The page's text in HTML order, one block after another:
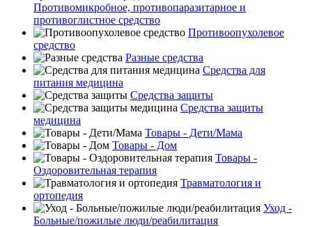
Противомикробное, противопаразитарное и
противоглистное средство
Противоопухолевое
средство
Разные средства
Средства для
питания медицина
Средства защиты
Средства защиты
медицина
Товары - Дети/Мама
Товары - Дом
Товары -
Оздоровительная терапия
Травматология и
ортопедия
Уход -
Больные/пожилые люди/реабилитация